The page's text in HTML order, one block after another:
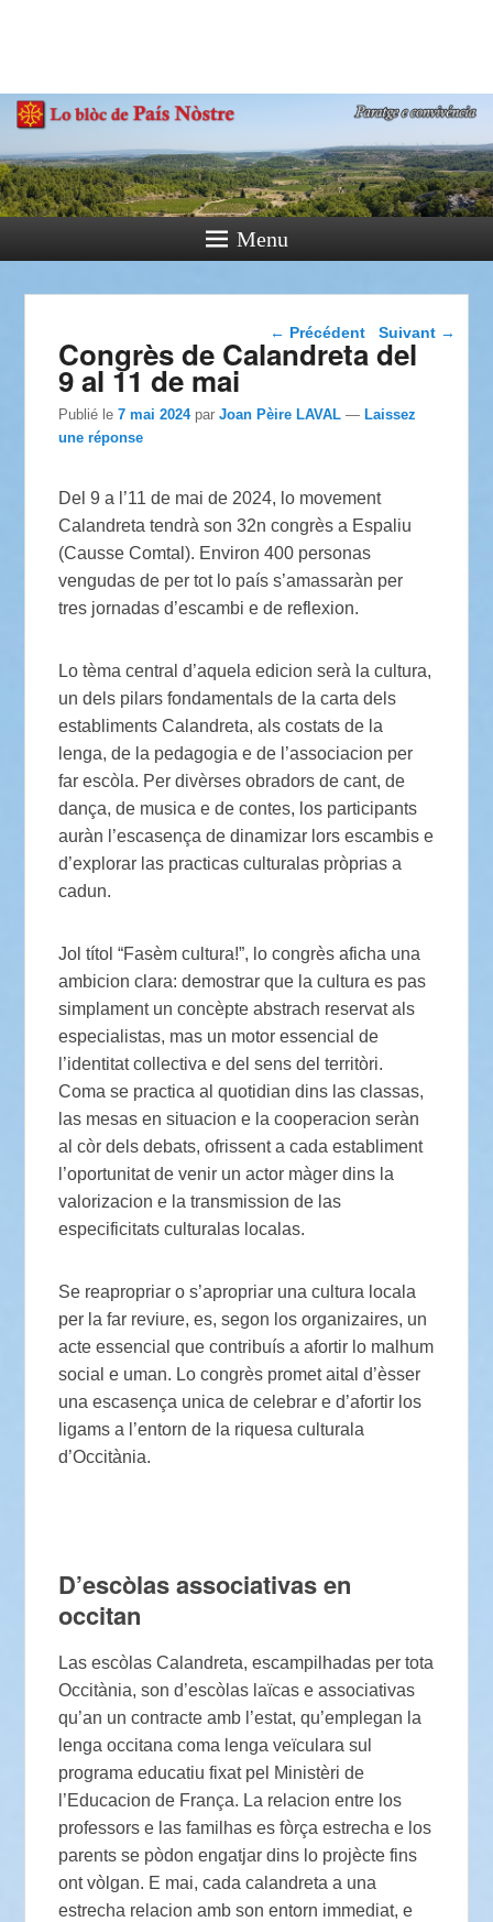
Paratge e Convivència
Menu
Navigation dans les
articles
← Précédent Suivant →
Congrès de Calandreta del
9 al 11 de mai
Publié le7 mai 2024 parJoan Pèire LAVAL —Laissez
une réponse
Del 9 a l’11 de mai de 2024, lo movement
Calandreta tendrà son 32n congrès a Espaliu
(Causse Comtal). Environ 400 personas
vengudas de per tot lo país s’amassaràn per
tres jornadas d’escambi e de reflexion.
Lo tèma central d’aquela edicion serà la cultura,
un dels pilars fondamentals de la carta dels
establiments Calandreta, als costats de la
lenga, de la pedagogia e de l’associacion per
far escòla. Per divèrses obradors de cant, de
dança, de musica e de contes, los participants
auràn l’escasença de dinamizar lors escambis e
d’explorar las practicas culturalas pròprias a
cadun.
Jol títol “Fasèm cultura!”, lo congrès aficha una
ambicion clara: demostrar que la cultura es pas
simplament un concèpte abstrach reservat als
especialistas, mas un motor essencial de
l’identitat collectiva e del sens del territòri.
Coma se practica al quotidian dins las classas,
las mesas en situacion e la cooperacion seràn
al còr dels debats, ofrissent a cada establiment
l’oportunitat de venir un actor màger dins la
valorizacion e la transmission de las
especificitats culturalas localas.
Se reapropriar o s’apropriar una cultura locala
per la far reviure, es, segon los organizaires, un
acte essencial que contribuís a afortir lo malhum
social e uman. Lo congrès promet aital d’èsser
una escasença unica de celebrar e d’afortir los
ligams a l’entorn de la riquesa culturala
d’Occitània.
D’escòlas associativas en
occitan
Las escòlas Calandreta, escampilhadas per tota
Occitània, son d’escòlas laïcas e associativas
qu’an un contracte amb l’estat, qu’emplegan la
lenga occitana coma lenga veïculara sul
programa educatiu fixat pel Ministèri de
l’Educacion de França. La relacion entre los
professors e las familhas es fòrça estrecha e los
parents se pòdon engatjar dins lo projècte fins
ont vòlgan. E mai, cada calandreta a una
estrecha relacion amb son entorn immediat, e